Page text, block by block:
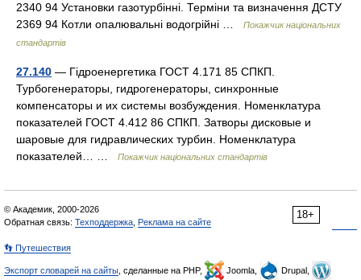
2340 94 Установки газотурбінні. Терміни та визначення ДСТУ
2369 94 Котли опалювальні водогрійні …
Покажчик національних
стандартів
27.140 — Гідроенергетика ГОСТ 4.171 85 СПКП.
Турбогенераторы, гидрогенераторы, синхронные
компенсаторы и их системы возбуждения. Номенклатура
показателей ГОСТ 4.412 86 СПКП. Затворы дисковые и
шаровые для гидравлических турбин. Номенклатура
показателей… …
Покажчик національних стандартів
18+
© Академик, 2000-2026
Обратная связь: Техподдержка Реклама на сайте
👣 Путешествия
Экспорт словарей на сайты , сделанные на PHP, Joomla,
Drupal,